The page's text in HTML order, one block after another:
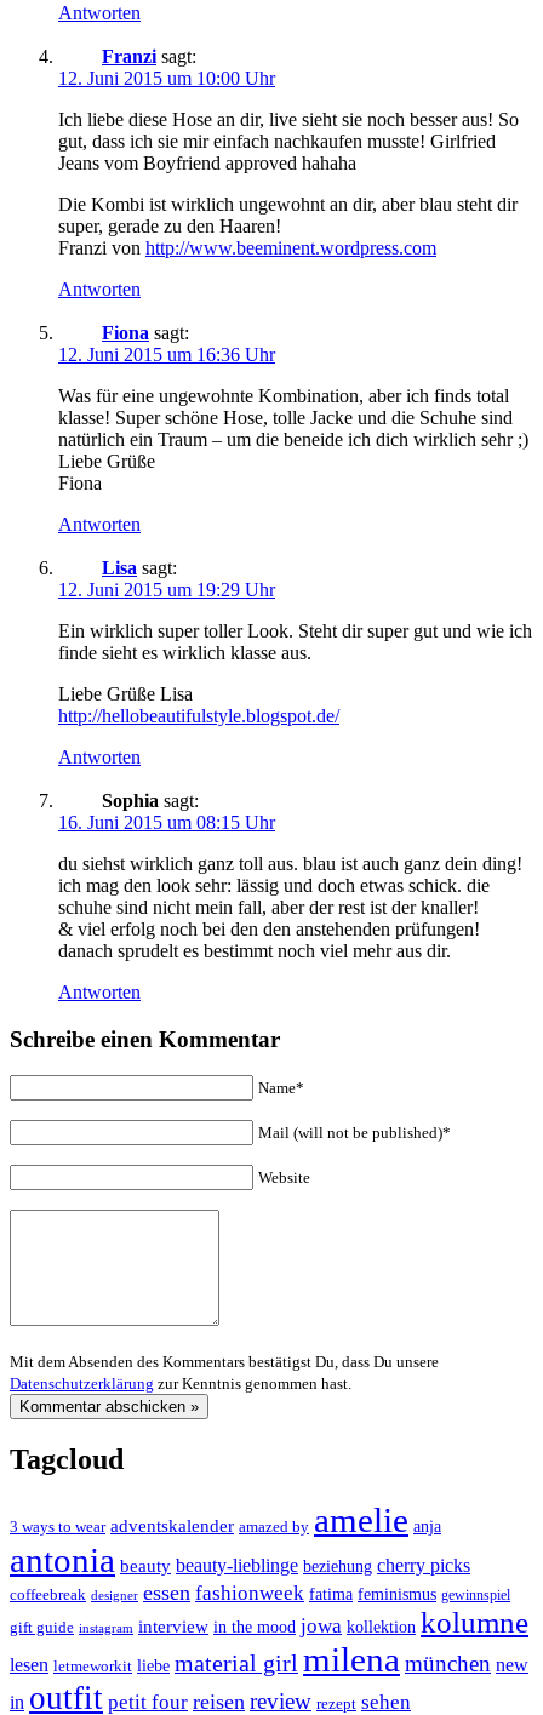
Antworten
Franzi sagt:
12. Juni 2015 um 10:00 Uhr
Ich liebe diese Hose an dir, live sieht sie noch besser aus! So
gut, dass ich sie mir einfach nachkaufen musste! Girlfried
Jeans vom Boyfriend approved hahaha
Die Kombi ist wirklich ungewohnt an dir, aber blau steht dir
super, gerade zu den Haaren!
Franzi von http://www.beeminent.wordpress.com
Antworten
Fiona sagt:
12. Juni 2015 um 16:36 Uhr
Was für eine ungewohnte Kombination, aber ich finds total
klasse! Super schöne Hose, tolle Jacke und die Schuhe sind
natürlich ein Traum – um die beneide ich dich wirklich sehr ;)
Liebe Grüße
Fiona
Antworten
Lisa sagt:
12. Juni 2015 um 19:29 Uhr
Ein wirklich super toller Look. Steht dir super gut und wie ich
finde sieht es wirklich klasse aus.
Liebe Grüße Lisa
http://hellobeautifulstyle.blogspot.de/
Antworten
Sophia sagt:
16. Juni 2015 um 08:15 Uhr
du siehst wirklich ganz toll aus. blau ist auch ganz dein ding!
ich mag den look sehr: lässig und doch etwas schick. die
schuhe sind nicht mein fall, aber der rest ist der knaller!
& viel erfolg noch bei den den anstehenden prüfungen!
danach sprudelt es bestimmt noch viel mehr aus dir.
Antworten
Schreibe einen Kommentar
Name*
Mail (will not be published)*
Website
Mit dem Absenden des Kommentars bestätigst Du, dass Du unsere
Datenschutzerklärung zur Kenntnis genommen hast.
Tagcloud
3 ways to wear adventskalender amazed by amelie anja
antonia beauty beauty-lieblinge beziehung cherry picks
coffeebreak designer essen fashionweek fatima feminismus gewinnspiel
gift guide instagram interview in the mood jowa kollektion kolumne
lesen letmeworkit liebe material girl milena münchen new
in outfit petit four reisen review rezept sehen